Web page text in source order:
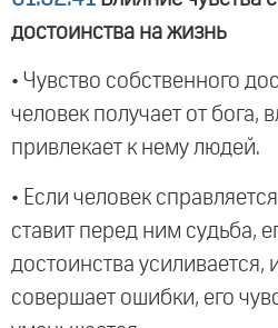
достоинства на жизнь
• Чувство собственного
человек получает от бога,
привлекает к нему людей.
• Если человек
ставит перед ним судьба,
достоинства усиливается,
совершает ошибки, его